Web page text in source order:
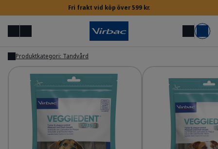
Fri frakt vid köp över 599 kr.
MenySök Mitt konto Varukorg
Behöver du hjälp?
Produktkategori: Tandvård